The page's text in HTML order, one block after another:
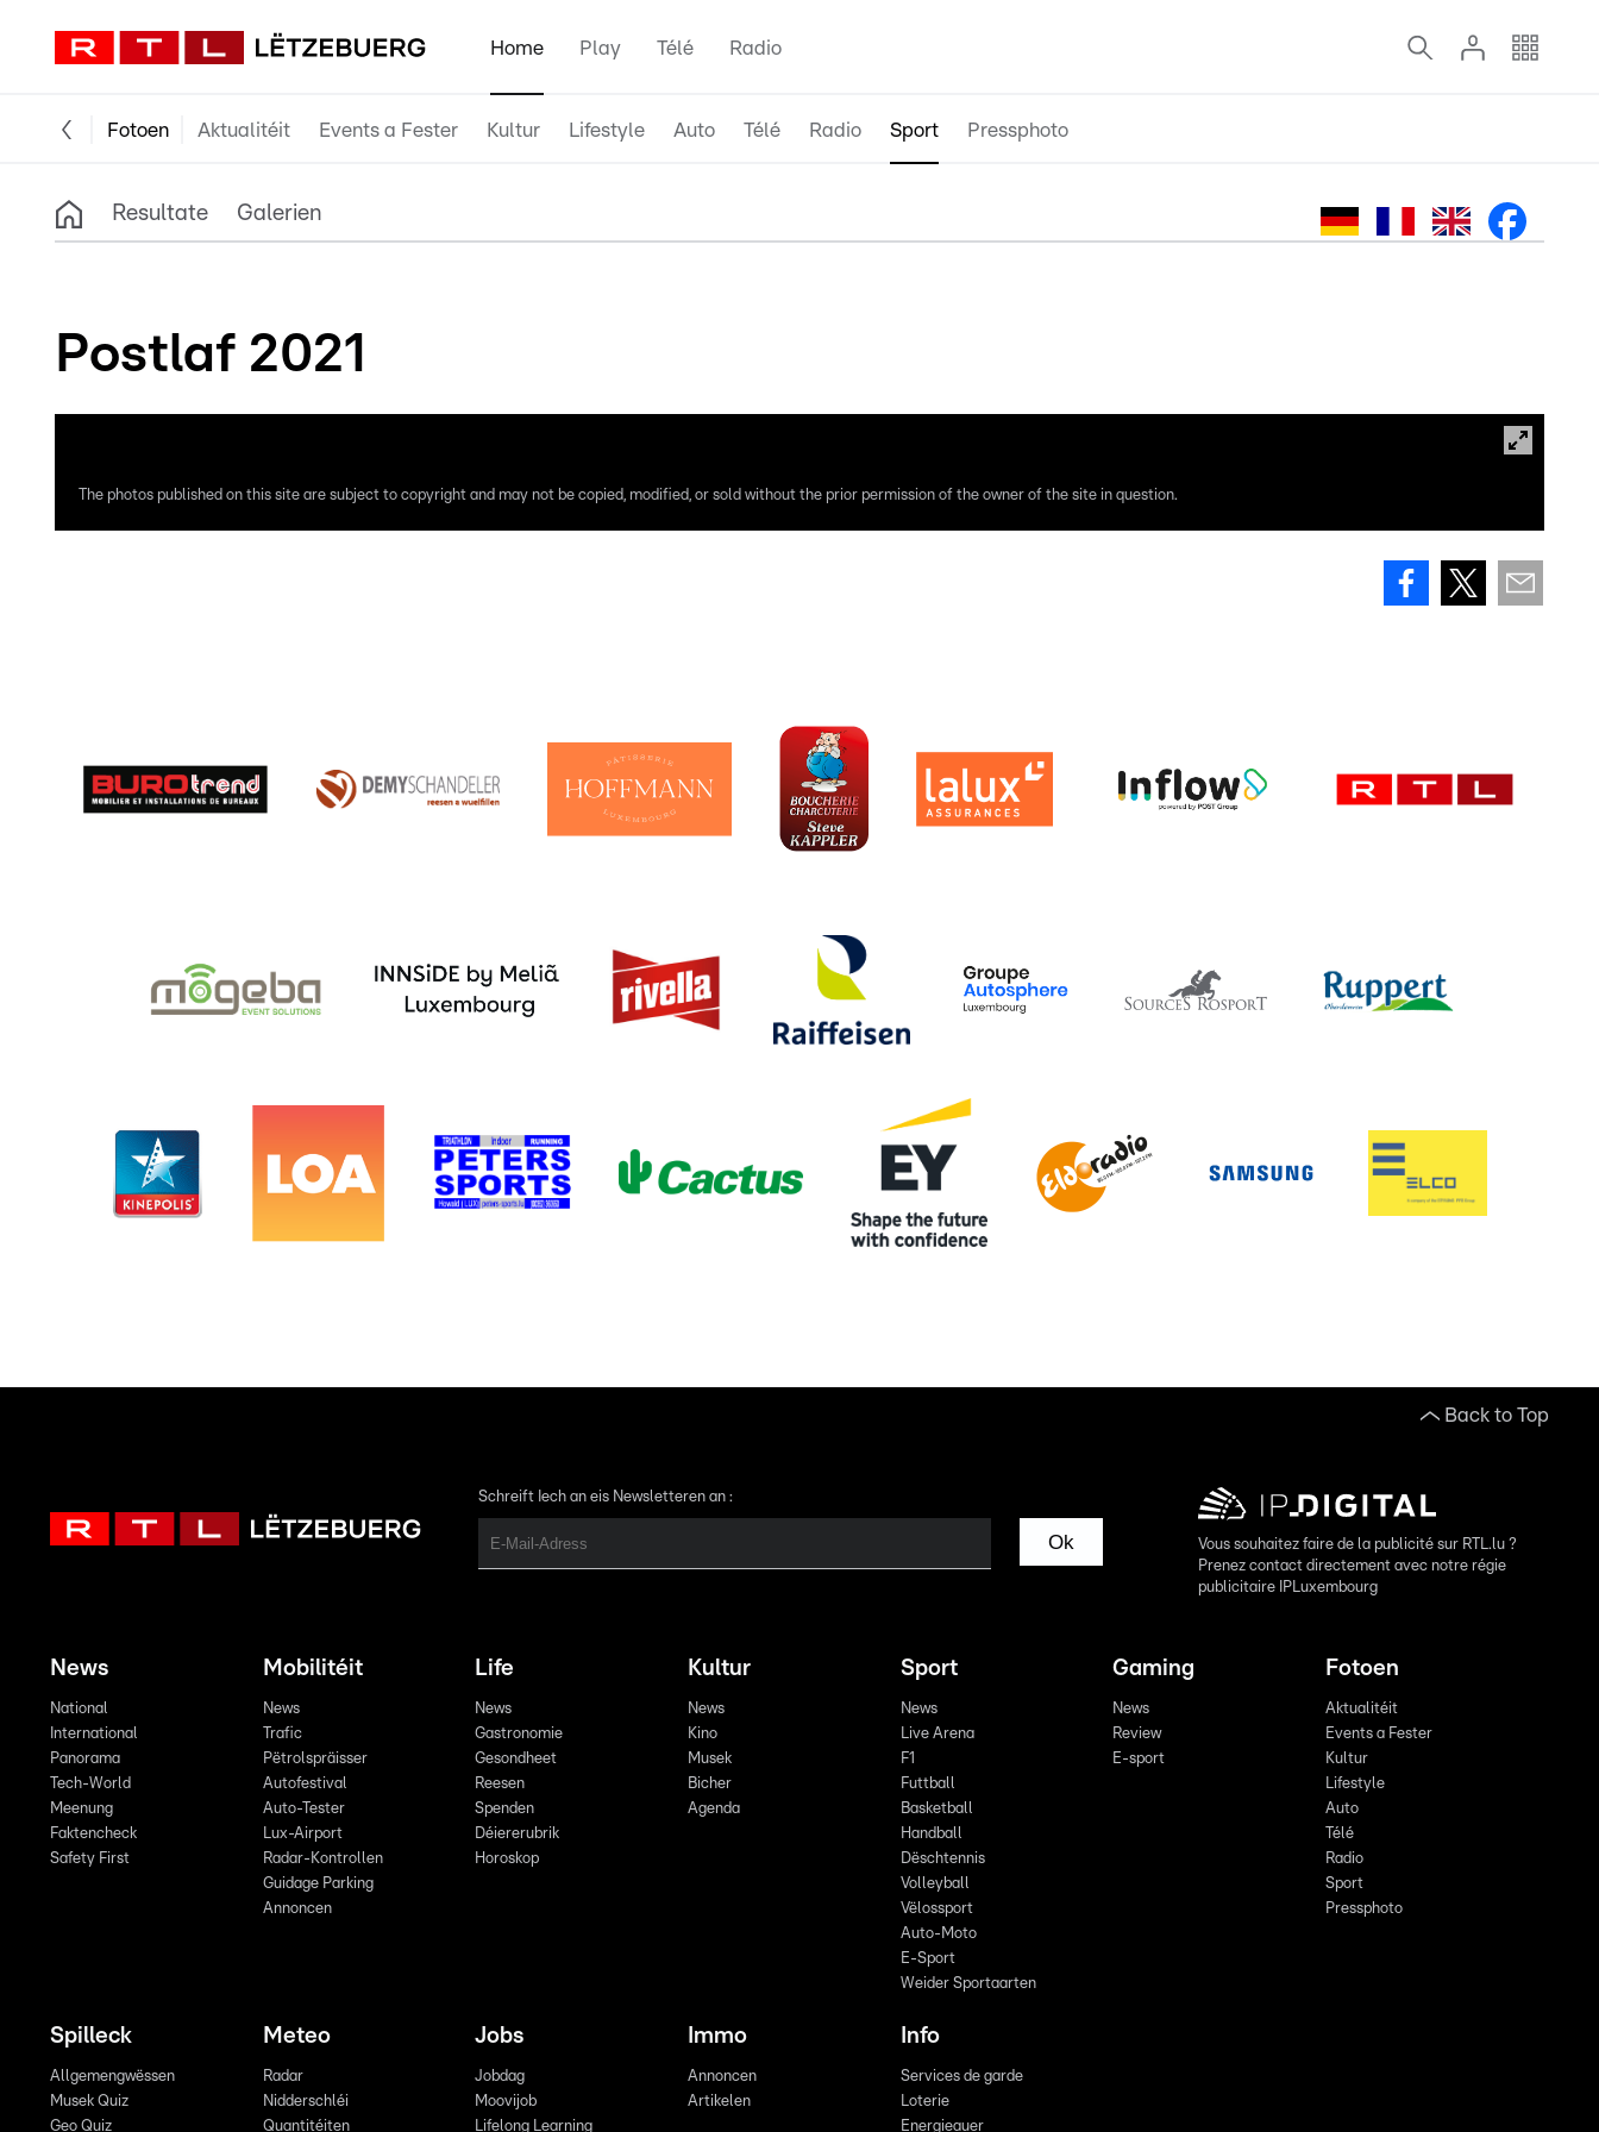
Home Play Télé Radio
Fotoen Aktualitéit Events a Fester Kultur Lifestyle Auto Télé Radio Sport Pressphoto
Resultate Galerien
Postlaf 2021
The photos published on this site are subject to copyright and may not be copied, modified, or sold without the prior permission of the owner of the site in question.
Back to Top
Schreift Iech an eis Newsletteren an :
Ok
Vous souhaitez faire de la publicité sur RTL.lu ?
Prenez contact directement avec notre régie
publicitaire IPLuxembourg
News
National
International
Panorama
Tech-World
Meenung
Faktencheck
Safety First
Mobilitéit
News
Trafic
Pëtrolspräisser
Autofestival
Auto-Tester
Lux-Airport
Radar-Kontrollen
Guidage Parking
Annoncen
Life
News
Gastronomie
Gesondheet
Reesen
Spenden
Déiererubrik
Horoskop
Kultur
News
Kino
Musek
Bicher
Agenda
Sport
News
Live Arena
F1
Futtball
Basketball
Handball
Dëschtennis
Volleyball
Vëlossport
Auto-Moto
E-Sport
Weider Sportaarten
Gaming
News
Review
E-sport
Fotoen
Aktualitéit
Events a Fester
Kultur
Lifestyle
Auto
Télé
Radio
Sport
Pressphoto
Spilleck
Allgemengwëssen
Musek Quiz
Geo Quiz
Meteo
Radar
Nidderschléi
Quantitéiten
Jobs
Jobdag
Moovijob
Lifelong Learning
Immo
Annoncen
Artikelen
Info
Services de garde
Loterie
Energieauer